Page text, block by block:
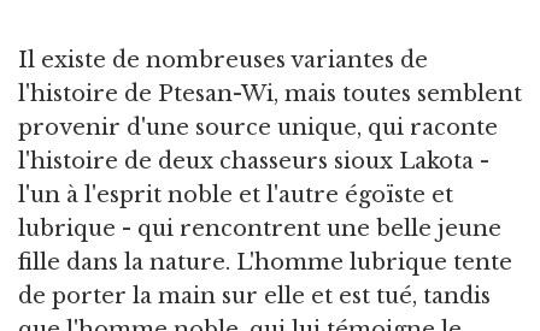
Il existe de nombreuses variantes de
l'histoire de Ptesan-Wi, mais toutes semblent
provenir d'une source unique, qui raconte
l'histoire de deux chasseurs sioux Lakota -
l'un à l'esprit noble et l'autre égoïste et
lubrique - qui rencontrent une belle jeune
fille dans la nature. L'homme lubrique tente
de porter la main sur elle et est tué, tandis